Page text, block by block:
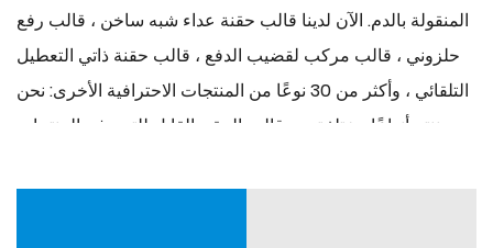
المنقولة بالدم. الآن لدينا قالب حقنة عداء شبه ساخن ، قالب رفع
حلزوني ، قالب مركب لقضيب الدفع ، قالب حقنة ذاتي التعطيل
التلقائي ، وأكثر من 30 نوعًا من المنتجات الاحترافية الأخرى: نحن
ننتج أنواعًا مختلفة من قالب الحقن القابل للتصرف. المنتجات
والمعدات الطبية ، والقوالب البلاستيكية ، وما إلى ذلك. كل عام ،